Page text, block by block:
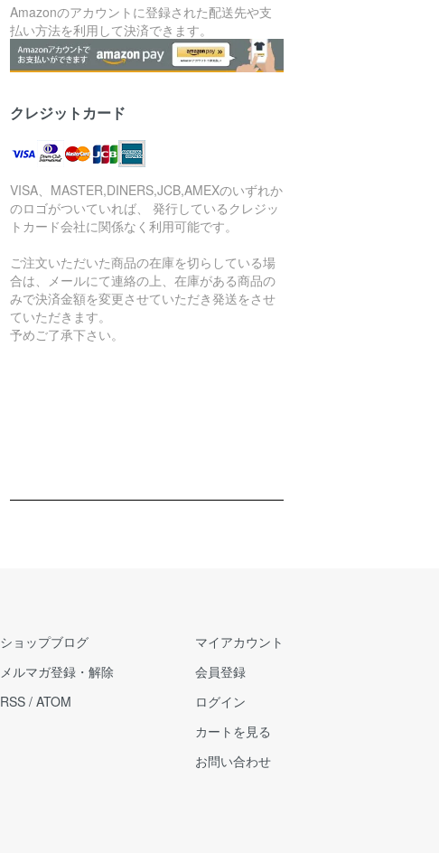
Amazonのアカウントに登録された配送先や支
払い方法を利用して決済できます。
クレジットカード
VISA、MASTER,DINERS,JCB,AMEXのいずれか
のロゴがついていれば、 発行しているクレジッ
トカード会社に関係なく利用可能です。
ご注文いただいた商品の在庫を切らしている場
合は、メールにて連絡の上、在庫がある商品の
みで決済金額を変更させていただき発送をさせ
ていただきます。
予めご了承下さい。
ショップブログ
メルマガ登録・解除
RSS / ATOM
マイアカウント
会員登録
ログイン
カートを見る
お問い合わせ